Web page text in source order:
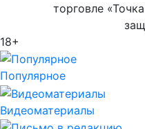
торговле
18+
Популярное
Видеоматериалы